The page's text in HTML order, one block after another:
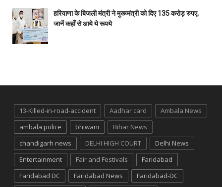
हरियाणा के बिजली मंत्री ने मुख्य्मंत्री को दिए 135 करोड़ रुपए,
जानें कहाँ से आये ये रूपये
13-Killed-in-road-accident Aadhar card
Ambala News
ambala police
bhiwani
Bihar News
chandigarh news
DELHI HIGH COURT
Delhi News
Entertainment
Fair and Festivals
Faridabad
Faridabad DC
Faridabad News
Faridabad-DC